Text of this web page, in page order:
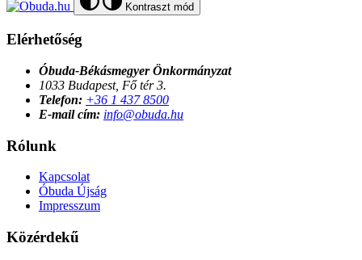
Kontraszt mód
Elérhetőség
Óbuda-Békásmegyer Önkormányzat
1033 Budapest, Fő tér 3.
Telefon: +36 1 437 8500
E-mail cím: info@obuda.hu
Rólunk
Kapcsolat
Óbuda Újság
Impresszum
Közérdekű